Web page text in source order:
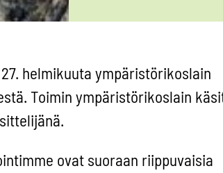
helmikuuta ympäristörikoslain
Toimin ympäristörikoslain
ovat suoraan riippuvaisia